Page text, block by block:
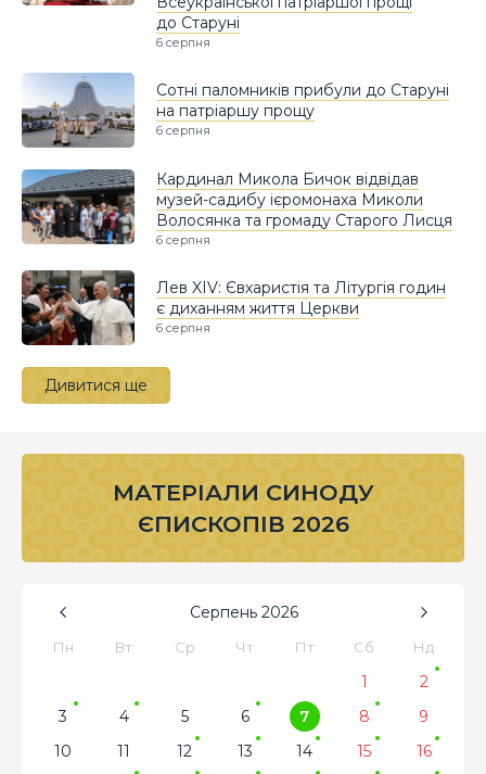
до Старуні
6 серпня
Сотні паломників прибули до Старуні
на патріаршу прощу
6 серпня
Кардинал Микола Бичок відвідав
музей-садибу ієромонаха Миколи
Волосянка та громаду Старого Лисця
6 серпня
Лев XIV: Євхаристія та Літургія годин
є диханням життя Церкви
6 серпня
Дивитися ще
МАТЕРІАЛИ СИНОДУ
ЄПИСКОПІВ 2026
Серпень 2026
Пн Вт Ср Чт Пт Сб Нд
1
2
3
4 5 6 7 8
9
10
11 12 13 14 15
16